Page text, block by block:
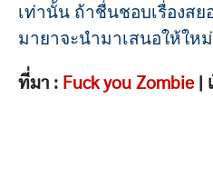
เท่านั้น ถ้าชื่นชอบเรื่องส
มายาจะนำมาเสนอให้ให
ที่มา : Fuck you Zombie|